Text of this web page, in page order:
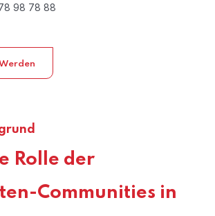
98 78 88
Rolle der
Communities in